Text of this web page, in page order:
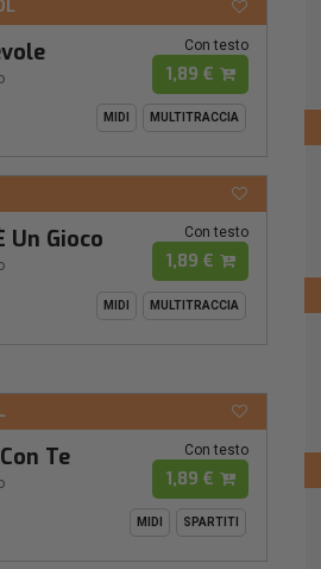
Con testo
1,89 €
MIDI MULTITRACCIA
Un Gioco Con testo
1,89 €
MIDI MULTITRACCIA
Te Con testo
1,89 €
MIDI SPARTITI